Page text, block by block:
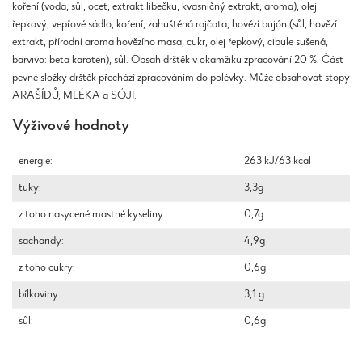
koření (voda, sůl, ocet, extrakt libečku, kvasničný extrakt, aroma), olej
řepkový, vepřové sádlo, koření, zahuštěná rajčata, hovězí bujón (sůl, hovězí
extrakt, přírodní aroma hovězího masa, cukr, olej řepkový, cibule sušená,
barvivo: beta karoten), sůl. Obsah drštěk v okamžiku zpracování 20 %. Část
pevné složky drštěk přechází zpracováním do polévky. Může obsahovat stopy
ARAŠÍDŮ, MLÉKA a SÓJI.
Výživové hodnoty
energie: 263 kJ/63 kcal
tuky: 3,3g
z toho nasycené mastné kyseliny: 0,7g
sacharidy: 4,9g
z toho cukry: 0,6g
bílkoviny: 3,1 g
sůl: 0,6g